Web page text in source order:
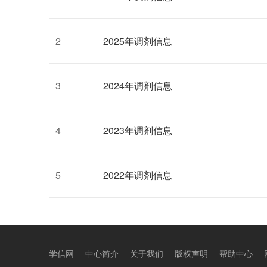
2 2025年调剂信息
3 2024年调剂信息
4 2023年调剂信息
5 2022年调剂信息
学信网 中心简介 关于我们 版权声明 帮助中心